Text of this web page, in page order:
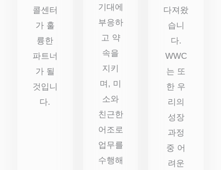
콜센터
가 훌
륭한
파트너
가 될
것입니
다.
기대에
부응하
고 약
속을
지키
며, 미
소와
친근한
어조로
업무를
수행해
다져왔
습니
다.
WWC
는 또
한 우
리의
성장
과정
중 어
려운